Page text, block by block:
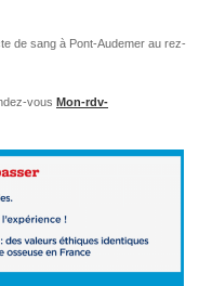
de sang à Pont-Audemer au rez-
vous Mon-rdv-